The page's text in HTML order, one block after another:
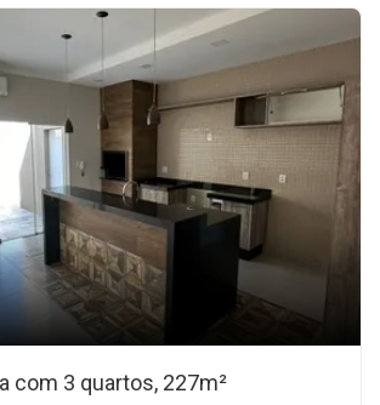
com 3 quartos, 227m²